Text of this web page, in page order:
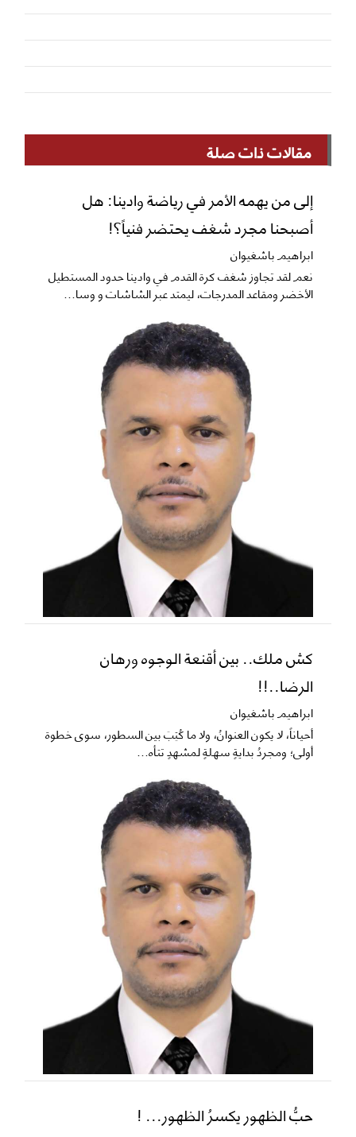
مقالات ذات صلة
إلى من يهمه الأمر في رياضة وادينا: هل
أصبحنا مجرد شغف يحتضر فنياً؟!
ابراهيم باشغيوان
نعم ​لقد تجاوز شغف كرة القدم في وادينا حدود المستطيل
الأخضر ومقاعد المدرجات، ليمتد عبر الشاشات و وسا...
كش ملك.. بين أقنعة الوجوه ورهان
الرضا..!!
ابراهيم باشغيوان
​أحياناً، لا يكون العنوانُ، ولا ما كُتِبَ بين السطور، سوى خطوة
أولى؛ ومجردُ بدايةٍ سهلةٍ لمشهدٍ تتأه...
حبُّ الظهور يكسرُ الظهور... !